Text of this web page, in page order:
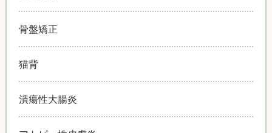
骨盤矯正
猫背
潰瘍性大腸炎